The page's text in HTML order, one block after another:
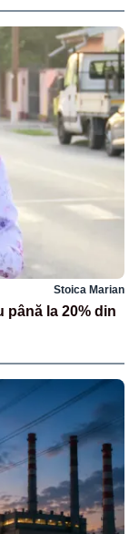
Stoica Marian
până la 20% din